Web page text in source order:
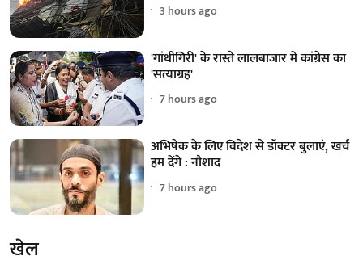
3 hours ago
'गांधीगिरी' के रास्ते लालबाजार में कांग्रेस का
'सत्याग्रह'
7 hours ago
अभिषेक के लिए विदेश से डॉक्टर बुलाएं, खर्च
हम देंगे : नौशाद
7 hours ago
खेल